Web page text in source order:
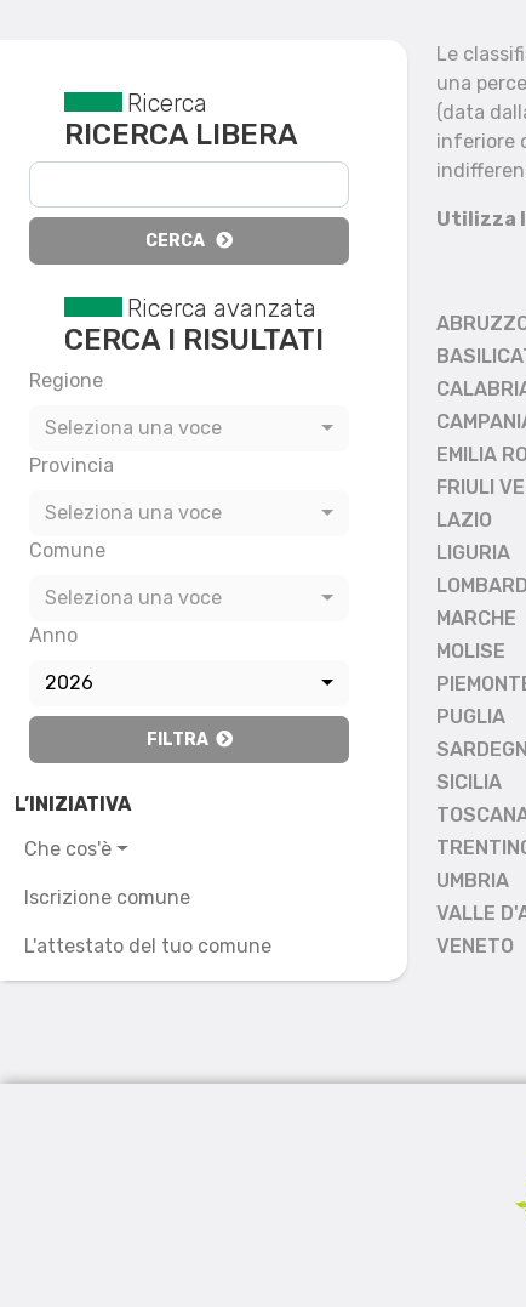
Reset filtri
Ricerca
RICERCA LIBERA
CERCA
Ricerca avanzata
CERCA I RISULTATI
Regione
Seleziona una voce
Provincia
Seleziona una voce
Comune
Seleziona una voce
Anno
2026
FILTRA
L’INIZIATIVA
Che cos'è
Iscrizione comune
L'attestato del tuo comune
Le
una
(data
inferiore
Utilizza
EMILIA
FRIULI
LAZIO
LIGURIA
MARCHE
MOLISE
PUGLIA
SICILIA
UMBRIA
VALLE
VENETO